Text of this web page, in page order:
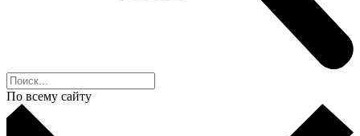
По всему сайту